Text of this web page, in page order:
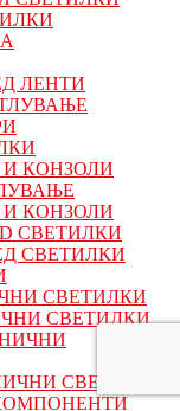
ЛЕНТИ
КОНЗОЛИ
КОНЗОЛИ
СВЕТИЛКИ
СВЕТИЛКИ
СВЕТИЛКИ
СВЕТИЛКИ
СВЕТИЛКИ